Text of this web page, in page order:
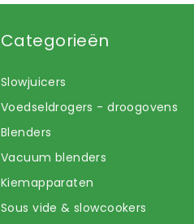
Categorieën
Slowjuicers
Voedseldrogers - droogovens
Blenders
Vacuum blenders
Kiemapparaten
Sous vide & slowcookers